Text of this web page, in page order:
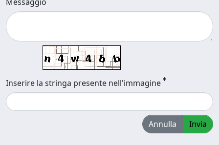
Inserire la stringa presente nell'immagine
Annulla Invia